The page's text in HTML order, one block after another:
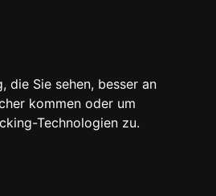
die Sie sehen, besser an
kommen oder um
Technologien zu.